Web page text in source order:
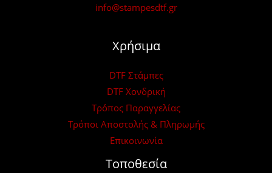
info@stampesdtf.gr
Χρήσιμα
DTF Στάμπες
DTF Χονδρική
Τρόπος Παραγγελίας
Τρόποι Αποστολής & Πληρωμής
Επικοινωνία
Τοποθεσία